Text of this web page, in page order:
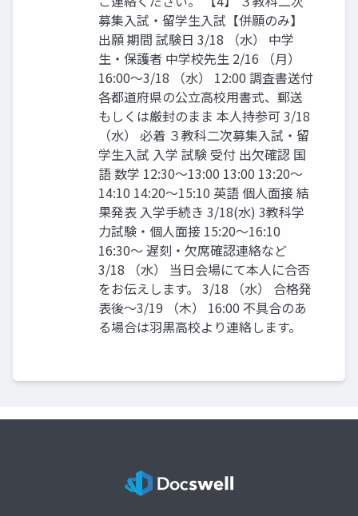
募集入試・留学生入試【併願のみ】
出願 期間 試験日 3/18 （水） 中学
生・保護者 中学校先生 2/16 （月）
16:00〜3/18 （水） 12:00 調査書送付
各都道府県の公立高校用書式、郵送
もしくは厳封のまま 本人持参可 3/18
（水） 必着 ３教科二次募集入試・留
学生入試 入学 試験 受付 出欠確認 国
語 数学 12:30〜13:00 13:00 13:20〜
14:10 14:20〜15:10 英語 個人面接 結
果発表 入学手続き 3/18(水) 3教科学
力試験・個人面接 15:20〜16:10
16:30〜 遅刻・欠席確認連絡など
3/18 （水） 当日会場にて本人に合否
をお伝えします。 3/18 （水） 合格発
表後〜3/19 （木） 16:00 不具合のあ
る場合は羽黒高校より連絡します。